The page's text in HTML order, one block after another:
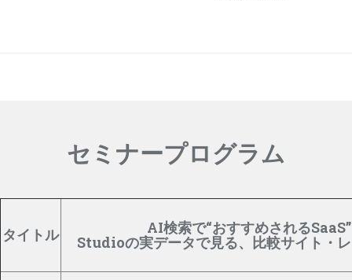
セミナープログラム
タイトル AI検索で“おすすめされる
Studioの実データで見る、比較サイト・